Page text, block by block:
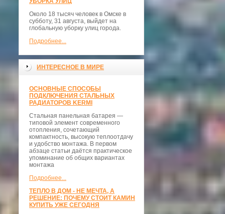
Около 18 тысяч человек в Омске в
субботу, 31 августа, выйдет на
глобальную уборку улиц города.
Подробнее...
ИНТЕРЕСНОЕ В МИРЕ
ОСНОВНЫЕ СПОСОБЫ
ПОДКЛЮЧЕНИЯ СТАЛЬНЫХ
РАДИАТОРОВ KERMI
Стальная панельная батарея —
типовой элемент современного
отопления, сочетающий
компактность, высокую теплоотдачу
и удобство монтажа. В первом
абзаце статьи даётся практическое
упоминание об общих вариантах
монтажа
Подробнее...
ТЕПЛО В ДОМ - НЕ МЕЧТА, А
РЕШЕНИЕ: ПОЧЕМУ СТОИТ КАМИН
КУПИТЬ УЖЕ СЕГОДНЯ